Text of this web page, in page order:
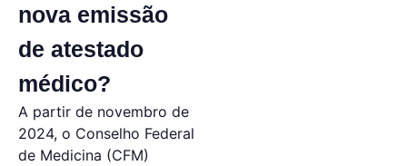
nova emissão
de atestado
médico?
A partir de novembro de
2024, o Conselho Federal
de Medicina (CFM)